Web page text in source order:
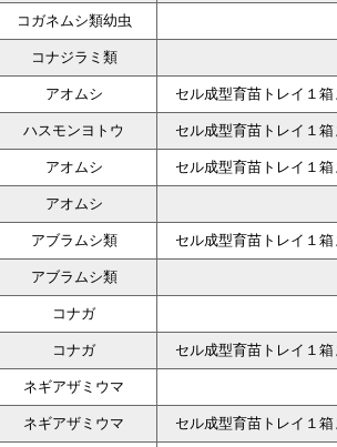
コガネムシ類幼虫
コナジラミ類
アオムシ セル成型育苗トレイ１
ハスモンヨトウ セル成型育苗トレイ１
アオムシ セル成型育苗トレイ１
アオムシ
アブラムシ類 セル成型育苗トレイ１
アブラムシ類
コナガ
コナガ セル成型育苗トレイ１
ネギアザミウマ
ネギアザミウマ セル成型育苗トレイ１